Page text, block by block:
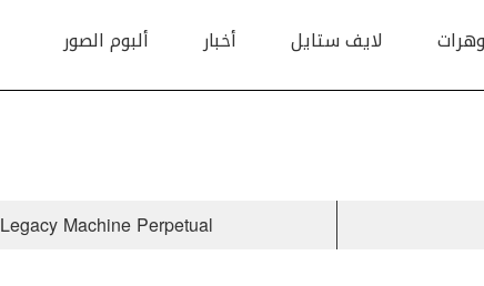
لايف ستايل أخبار ألبوم الصور
Legacy Machine Perpetual مع عرض للوقت ضمن ميناء فرعي!